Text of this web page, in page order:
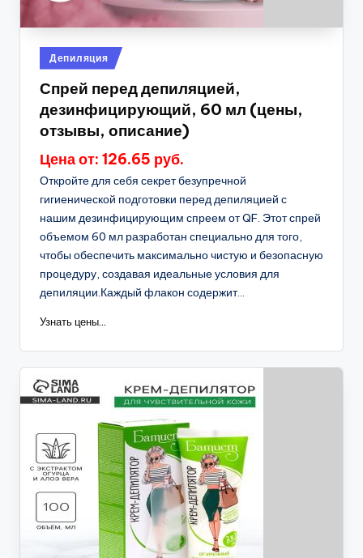
Опубликовано
в
Депиляция
Спрей перед депиляцией,
дезинфицирующий, 60 мл (цены,
отзывы, описание)
Цена от: 126.65 руб.
Откройте для себя секрет безупречной
гигиенической подготовки перед депиляцией с
нашим дезинфицирующим спреем от QF. Этот спрей
объемом 60 мл разработан специально для того,
чтобы обеспечить максимально чистую и безопасную
процедуру, создавая идеальные условия для
депиляции.Каждый флакон содержит...
Узнать цены...